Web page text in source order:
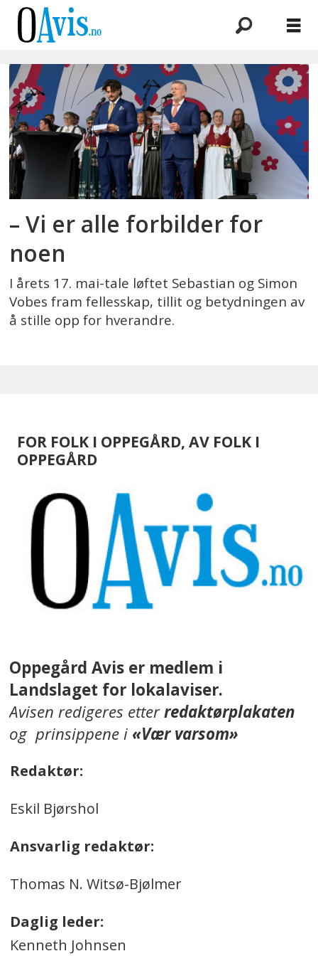
Emne:
17
mai-
tale
– Vi er alle forbilder for
noen
I årets 17. mai-tale løftet Sebastian og Simon
Vobes fram fellesskap, tillit og betydningen av
å stille opp for hverandre.
FOR FOLK I OPPEGÅRD, AV FOLK I
OPPEGÅRD
Oppegård Avis er medlem i
Landslaget for lokalaviser.
Avisen redigeres etterredaktørplakaten
og prinsippene i«Vær varsom»
Redaktør:
Eskil Bjørshol
Ansvarlig redaktør:
Thomas N. Witsø-Bjølmer
Daglig leder:
Kenneth Johnsen